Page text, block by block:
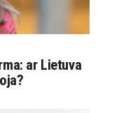
ar Lietuva